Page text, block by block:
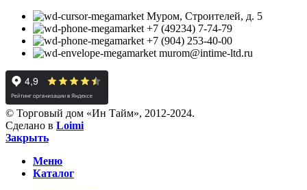
Муром, Строителей, д. 5
+7 (49234) 7-74-79
+7 (904) 253-40-00
murom@intime-ltd.ru
© Торговый дом «Ин Тайм», 2012-2024.
Сделано в Loimi
Закрыть
Меню
Каталог